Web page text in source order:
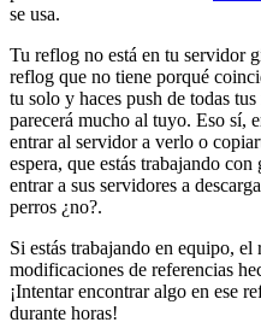
se usa.
Tu reflog no está en tu servidor
reflog que no tiene porqué
tu solo y haces push de todas
parecerá mucho al tuyo. Eso sí,
entrar al servidor a verlo o
espera, que estás trabajando
entrar a sus servidores a
perros ¿no?.
Si estás trabajando en equipo,
modificaciones de referencias
¡Intentar encontrar algo en ese
durante horas!